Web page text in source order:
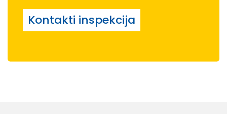
Kontakti inspekcija